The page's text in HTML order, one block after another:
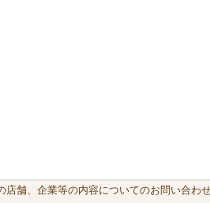
店舗、企業等の内容についてのお問い合わ